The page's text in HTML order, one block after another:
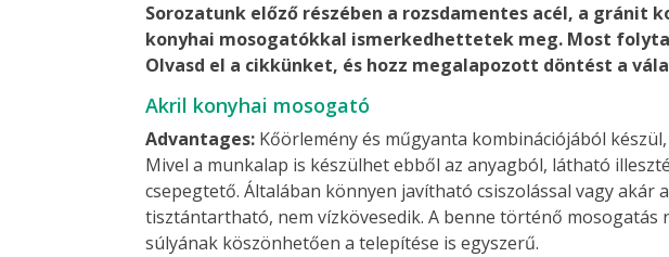
Sorozatunk előző részében a rozsdamentes acél, a gránit
konyhai mosogatókkal ismerkedhettetek meg. Most
Olvasd el a cikkünket, és hozz megalapozott döntést a
Akril konyhai mosogató
Advantages: Kőörlemény és műgyanta kombinációjából
Mivel a munkalap is készülhet ebből az anyagból, látható
csepegtető. Általában könnyen javítható csiszolással vagy akár
tisztántartható, nem vízkövesedik. A benne történő mosogatás
súlyának köszönhetően a telepítése is egyszerű.